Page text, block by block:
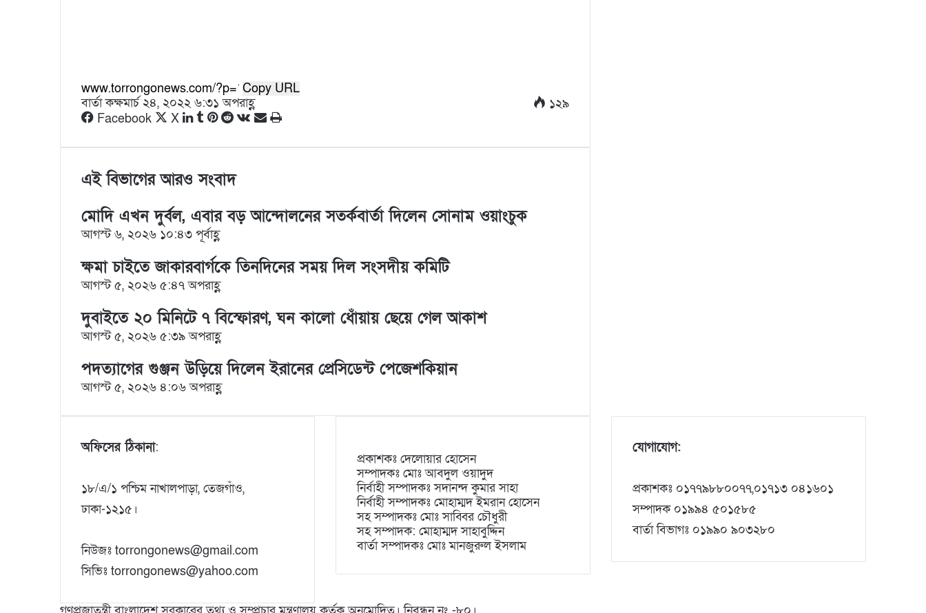
Copy URL
বার্তা কক্ষমার্চ ২৪, ২০২২ ৬:৩১ অপরাহ্ণ
১২৯
Facebook
X
L
n
e
n
T
m
l
P
n
e
r
s
R
d
i
V
o
t
S
a
a
a
i
i
এই বিভাগের আরও সংবাদ
মোদি এখন দুর্বল, এবার বড় আন্দোলনের সতর্কবার্তা দিলেন সোনাম ওয়াংচুক
আগস্ট ৬, ২০২৬ ১০:৪৩ পূর্বাহ্ণ
ক্ষমা চাইতে জাকারবার্গকে তিনদিনের সময় দিল সংসদীয় কমিটি
আগস্ট ৫, ২০২৬ ৫:৪৭ অপরাহ্ণ
দুবাইতে ২০ মিনিটে ৭ বিস্ফোরণ, ঘন কালো ধোঁয়ায় ছেয়ে গেল আকাশ
আগস্ট ৫, ২০২৬ ৫:৩৯ অপরাহ্ণ
পদত্যাগের গুঞ্জন উড়িয়ে দিলেন ইরানের প্রেসিডেন্ট পেজেশকিয়ান
আগস্ট ৫, ২০২৬ ৪:০৬ অপরাহ্ণ
অফিসের ঠিকানা:
১৮/এ/১ পশ্চিম নাখালপাড়া, তেজগাঁও,
ঢাকা-১২১৫।
নিউজঃ torrongonews@gmail.com
সিভিঃ torrongonews@yahoo.com
প্রকাশকঃ দেলোয়ার হোসেন
সম্পাদকঃ মোঃ আবদুল ওয়াদুদ
নির্বাহী সম্পাদকঃ সদানন্দ কুমার সাহা
নির্বাহী সম্পাদকঃ মোহাম্মদ ইমরান হোসেন
সহ সম্পাদকঃ মোঃ সাব্বির চৌধুরী
সহ সম্পাদক: মোহাম্মদ সাহাবুদ্দিন
বার্তা সম্পাদকঃ মোঃ মানজুরুল ইসলাম
যোগাযোগ:
প্রকাশকঃ ০১৭৭৯৮৮০০৭৭,০১৭১৩ ০৪১৬০১
সম্পাদক ০১৯৯৪ ৫০১৫৮৫
বার্তা বিভাগঃ ০১৯৯০ ৯০৩২৮০